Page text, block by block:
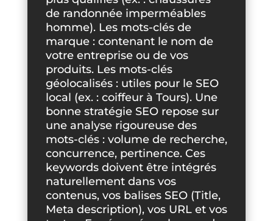
de randonnée imperméables
homme). Les mots-clés de
marque : contenant le nom de
votre entreprise ou de vos
produits. Les mots-clés
géolocalisés : utiles pour le SEO
local (ex. : coiffeur à Tours). Une
bonne stratégie SEO repose sur
une analyse rigoureuse des
mots-clés : volume de recherche,
concurrence, pertinence. Ces
keywords doivent être intégrés
naturellement dans vos
contenus, vos balises SEO (Title,
Meta description), vos URL et vos